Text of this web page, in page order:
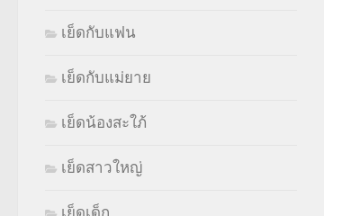
เย็ดกับแฟน
เย็ดกับแม่ยาย
เย็ดน้องสะใภ้
เย็ดสาวใหญ่
เย็ดเด็ก